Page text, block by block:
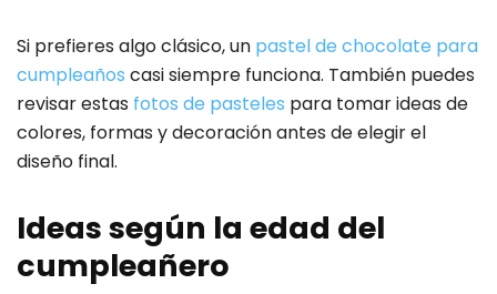
Si prefieres algo clásico, un pastel de chocolate para
cumpleaños casi siempre funciona. También puedes
revisar estas fotos de pasteles para tomar ideas de
colores, formas y decoración antes de elegir el
diseño final.
Ideas según la edad del
cumpleañero